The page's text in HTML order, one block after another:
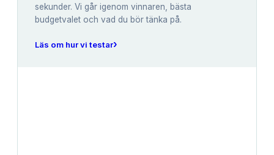
sekunder. Vi går igenom vinnaren, bästa
budgetvalet och vad du bör tänka på.
Läs om hur vi testar›